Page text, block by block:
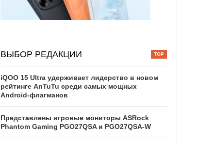
ВЫБОР РЕДАКЦИИ
iQOO 15 Ultra удерживает лидерство в новом
рейтинге AnTuTu среди самых мощных
Android-флагманов
Представлены игровые мониторы ASRock
Phantom Gaming PGO27QSA и PGO27QSA-W